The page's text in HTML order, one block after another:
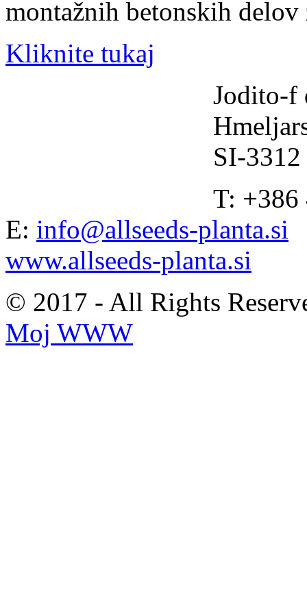
montažnih betonskih
Kliknite tukaj
Jodito-f
SI-
T: +386
E: info@allseeds-planta.si
www.allseeds-planta.si
© 2017 - All Rights
Moj WWW